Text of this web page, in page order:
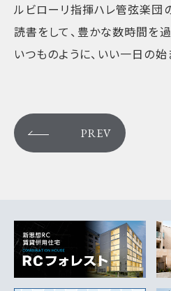
ルビローリ指揮ハレ管弦楽団
読書をして、豊かな数時間を過
いつものように、いい一日の始
PREV